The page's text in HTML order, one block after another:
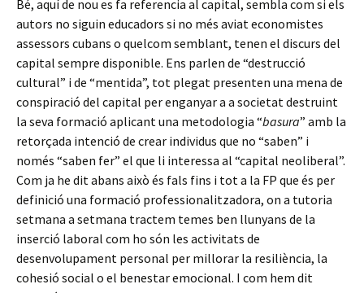
Bé, aquí de nou es fa referencia al capital, sembla com si els
autors no siguin educadors si no més aviat economistes
assessors cubans o quelcom semblant, tenen el discurs del
capital sempre disponible. Ens parlen de “destrucció
cultural” i de “mentida”, tot plegat presenten una mena de
conspiració del capital per enganyar a a societat destruint
la seva formació aplicant una metodologia “basura” amb la
retorçada intenció de crear individus que no “saben” i
només “saben fer” el que li interessa al “capital neoliberal”.
Com ja he dit abans això és fals fins i tot a la FP que és per
definició una formació professionalitzadora, on a tutoria
setmana a setmana tractem temes ben llunyans de la
inserció laboral com ho són les activitats de
desenvolupament personal per millorar la resiliència, la
cohesió social o el benestar emocional. I com hem dit